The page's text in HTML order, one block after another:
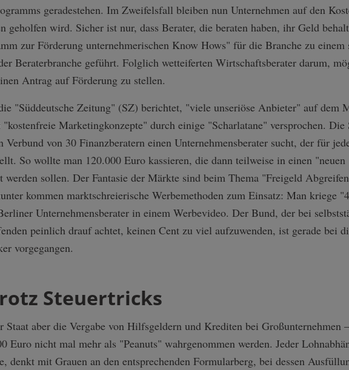
geradestehen. Im Zweifelsfall bleiben nun Unternehmen auf den
geholfen wird. Sicher ist nur, dass Berater, die beraten haben, ihr Geld
zur Förderung unternehmerischen Know Hows" für die Branche zu einem
Beraterbranche geführt. Folglich wetteiferten Wirtschaftsberater darum,
Antrag auf Förderung zu stellen.
"Süddeutsche Zeitung" (SZ) berichtet, "viele unseriöse Anbieter" auf dem
Marketingkonzepte" durch einige "Scharlatane" versprochen. Die
von 30 Finanzberatern einen Unternehmensberater sucht, der für
So wollte man 120.000 Euro kassieren, die dann teilweise in einen "neuen
sollen. Der Fantasie der Märkte sind beim Thema "Freigeld
kommen marktschreierische Werbemethoden zum Einsatz: Man kriege
Unternehmensberater in einem Werbevideo. Der Bund, der bei
peinlich drauf achtet, keinen Cent zu viel aufzuwenden, ist gerade bei
vorgegangen.
Steuertricks
Staat aber die Vergabe von Hilfsgeldern und Krediten bei Großunternehmen
Euro nicht mal mehr als "Peanuts" wahrgenommen werden. Jeder
denkt mit Grauen an den entsprechenden Formularberg, bei dessen